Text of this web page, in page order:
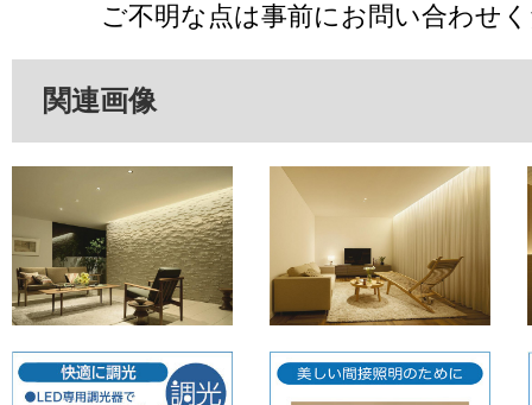
ご不明な点は事前にお問い合わせ
関連画像